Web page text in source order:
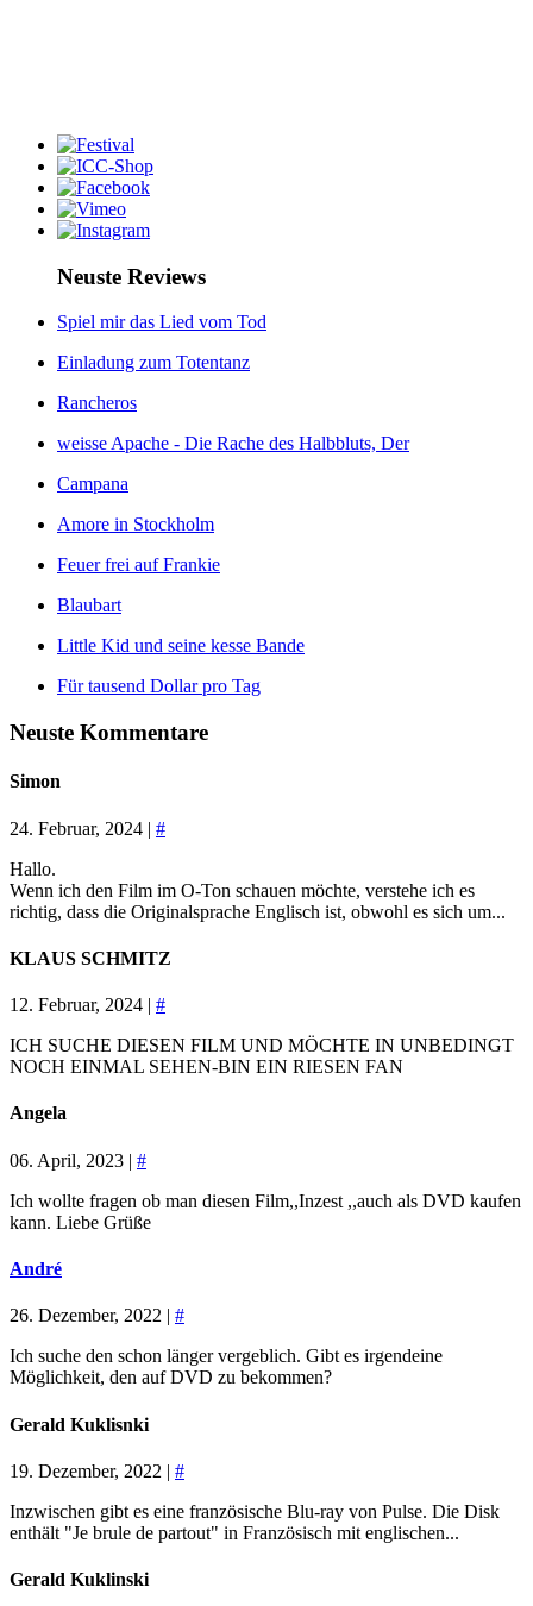
Neuste Reviews
Spiel mir das Lied vom Tod
Einladung zum Totentanz
Rancheros
weisse Apache - Die Rache des Halbbluts, Der
Campana
Amore in Stockholm
Feuer frei auf Frankie
Blaubart
Little Kid und seine kesse Bande
Für tausend Dollar pro Tag
Neuste Kommentare
Simon
24. Februar, 2024 | #
Hallo.
Wenn ich den Film im O-Ton schauen möchte, verstehe ich es
richtig, dass die Originalsprache Englisch ist, obwohl es sich um...
KLAUS SCHMITZ
12. Februar, 2024 | #
ICH SUCHE DIESEN FILM UND MÖCHTE IN UNBEDINGT
NOCH EINMAL SEHEN-BIN EIN RIESEN FAN
Angela
06. April, 2023 | #
Ich wollte fragen ob man diesen Film,,Inzest ,,auch als DVD kaufen
kann. Liebe Grüße
André
26. Dezember, 2022 | #
Ich suche den schon länger vergeblich. Gibt es irgendeine
Möglichkeit, den auf DVD zu bekommen?
Gerald Kuklisnki
19. Dezember, 2022 | #
Inzwischen gibt es eine französische Blu-ray von Pulse. Die Disk
enthält "Je brule de partout" in Französisch mit englischen...
Gerald Kuklinski